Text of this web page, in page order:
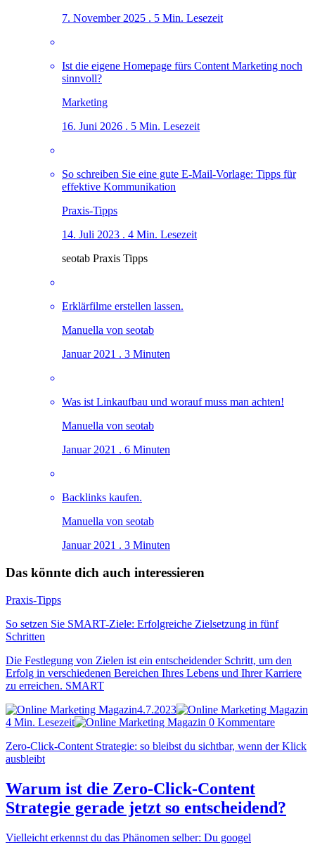
7. November 2025 . 5 Min. Lesezeit
Ist die eigene Homepage fürs Content Marketing noch
sinnvoll?
Marketing
16. Juni 2026 . 5 Min. Lesezeit
So schreiben Sie eine gute E-Mail-Vorlage: Tipps für
effektive Kommunikation
Praxis-Tipps
14. Juli 2023 . 4 Min. Lesezeit
seotab Praxis Tipps
Erklärfilme erstellen lassen.
Manuella von seotab
Januar 2021 . 3 Minuten
Was ist Linkaufbau und worauf muss man achten!
Manuella von seotab
Januar 2021 . 6 Minuten
Backlinks kaufen.
Manuella von seotab
Januar 2021 . 3 Minuten
Das könnte dich auch interessieren
Praxis-Tipps
So setzen Sie SMART-Ziele: Erfolgreiche Zielsetzung in fünf
Schritten
Die Festlegung von Zielen ist ein entscheidender Schritt, um den
Erfolg in verschiedenen Bereichen Ihres Lebens und Ihrer Karriere
zu erreichen. SMART
4.7.2023
4 Min. Lesezeit
0 Kommentare
Zero-Click-Content Strategie: so bleibst du sichtbar, wenn der Klick
ausbleibt
Warum ist die Zero-Click-Content
Strategie gerade jetzt so entscheidend?
Vielleicht erkennst du das Phänomen selber: Du googel